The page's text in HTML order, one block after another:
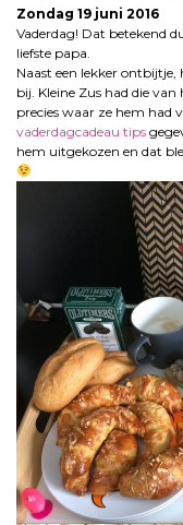
Zondag 19 juni 2016
Vaderdag! Dat betekend
liefste papa.
Naast een lekker
bij. Kleine Zus had die
precies waar ze hem had
vaderdagcadeau tips
hem uitgekozen en dat